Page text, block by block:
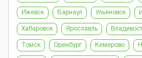
Ижевск Барнаул Ульяновск
Хабаровск Ярославль
Томск Оренбург Кемерово